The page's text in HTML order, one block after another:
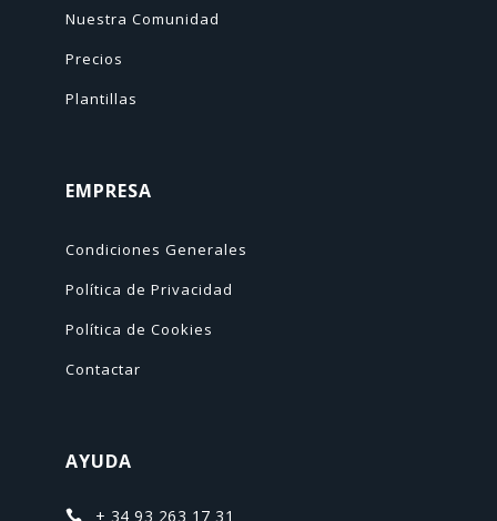
Nuestra Comunidad
Precios
Plantillas
EMPRESA
Condiciones Generales
Política de Privacidad
Política de Cookies
Contactar
AYUDA
 + 34 93 263 17 31